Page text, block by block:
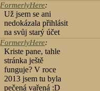
FormerlyHere:
Už jsem se ani
nedokázala přihlásit
na svůj starý účet
FormerlyHere:
Kriste pane, tahle
stránka ještě
funguje? V roce
2013 jsem tu byla
pečená vařená :D